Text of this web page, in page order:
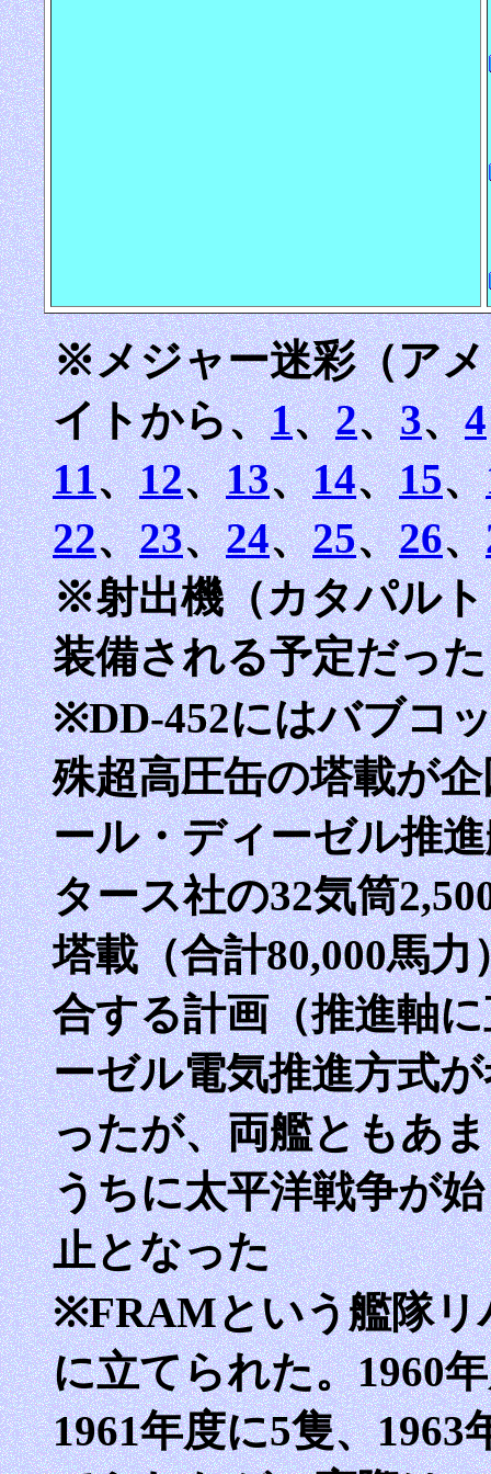
※メジャー迷彩（ア
イトから、1、2、3、4
11、12、13、14、15、
22、23、24、25、26、
※射出機（カタパル
装備される予定だっ
※DD-452にはバブコ
殊超高圧缶の塔載が
ール・ディーゼル推
タース社の32気筒
塔載（合計80,000馬
合する計画（推進軸
ーゼル電気推進方式
ったが、両艦ともあ
うちに太平洋戦争が
止となった
※FRAMという艦隊リ
に立てられた。1960
1961年度に5隻、